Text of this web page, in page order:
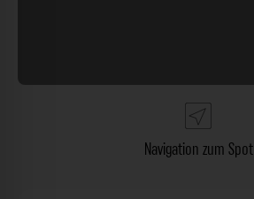
Navigation zum Spot